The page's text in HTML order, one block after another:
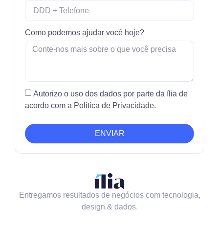
Como podemos ajudar você hoje?
Autorizo o uso dos dados por parte da ília de
acordo com a Politica de Privacidade.
ENVIAR
Entregamos resultados de negócios com tecnologia,
design & dados.